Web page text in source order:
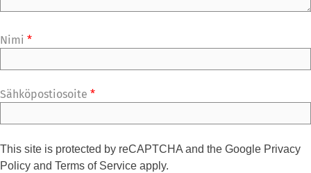
Nimi *
Sähköpostiosoite *
This site is protected by reCAPTCHA and the Google Privacy
Policy and Terms of Service apply.